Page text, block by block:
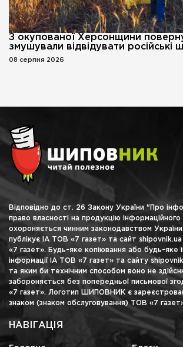
З окупованої Херсонщини
змушували відвідувати російські
08 серпня 2026
Відповідно до ст. 26 Закону України "Про
право власності на продукцію інформаційного
охороняється чинним законодавством
публікує ІА ТОВ «7 газет» та сайт
«7 газет». Будь-яке копіювання або будь-яке
інформації ІА ТОВ «7 газет» та сайту
та яким би технічним способом воно не
забороняється без попередньої письмової
«7 газет». Логотип ШИПОВНИК є
знаком (знаком обслуговування) ТОВ «7
НАВІГАЦІЯ